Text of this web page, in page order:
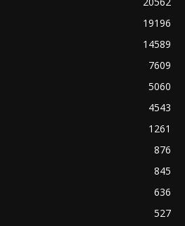
19196
14589
7609
5060
4543
1261
876
845
636
527